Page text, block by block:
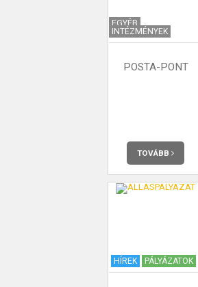
EGYÉB
INTÉZMÉNYEK
POSTA-PONT
TOVÁBB
HÍREK PÁLYÁZATOK